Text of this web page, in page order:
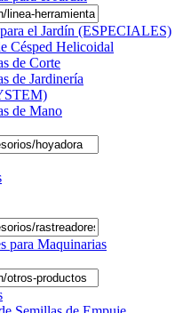
el Jardín (ESPECIALES)
Césped Helicoidal
de Corte
de Jardinería
de Mano
para Maquinarias